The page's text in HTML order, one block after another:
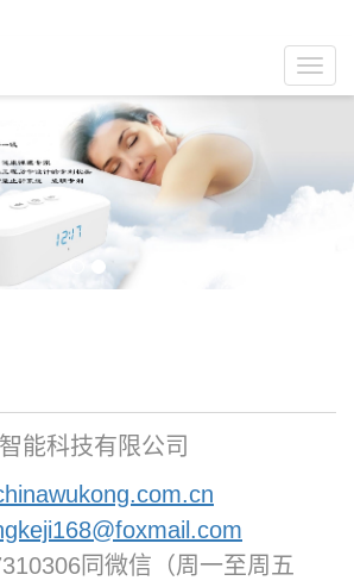
能科技有限公司
同微信（周一至周五